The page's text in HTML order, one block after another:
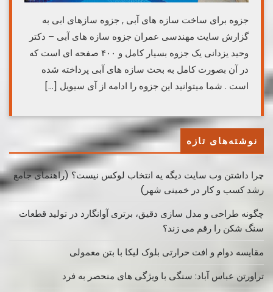
جزوه برای ساخت سازه های آبی , جزوه سازهای ابی به
گزارش سایت مهندسی عمران جزوه سازه های آبی – دکتر
وحید یزدانی یک جزوه بسیار کامل و ۴۰۰ صفحه ای است که
در آن بصورت کامل به بحث سازه های آبی پرداخته شده
است . شما میتوانید این جزوه را ادامه از آی سیویل […]
نوشته‌های تازه
چرا داشتن وب سایت دیگه یه انتخاب لوکس نیست؟ (راهنمای جامع
رشد کسب ‌و کار در خمینی ‌شهر)
چگونه طراحی و مدل سازی دقیق، برتری آوانگارد در تولید قطعات
سنگ شکن را رقم می زند؟
مقایسه دوام و افت حرارتی بلوک لیکا با بتن معمولی
تراورتن عباس آباد: سنگی با ویژگی های منحصر به فرد